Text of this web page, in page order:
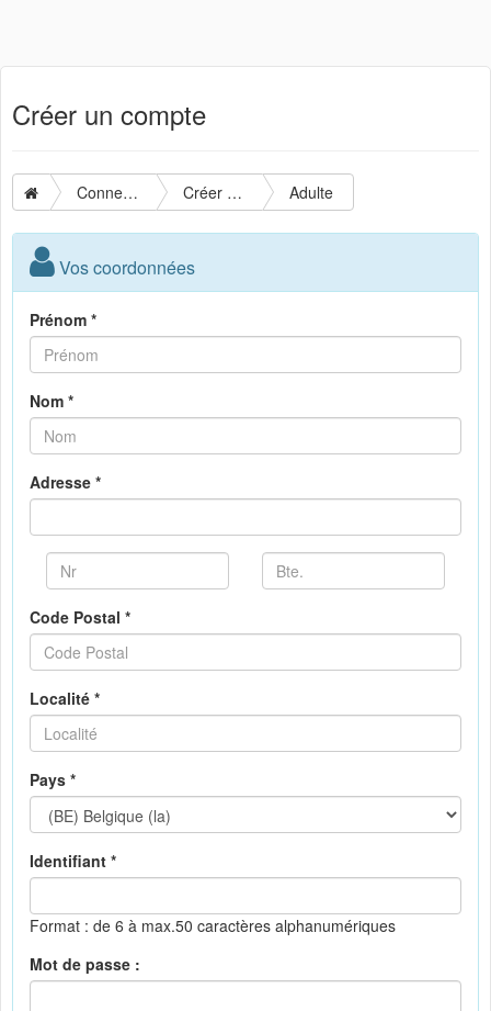
Créer un compte
Connexion Créer un compte Adulte
Vos coordonnées
Prénom *
Nom *
Adresse *
Code Postal *
Localité *
Pays *
Identifiant *
Format : de 6 à max.50 caractères alphanumériques
Mot de passe :